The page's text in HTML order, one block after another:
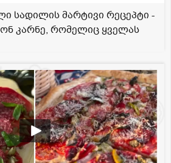
სადილის მარტივი რეცეპტი -
კარნე, რომელიც ყველას